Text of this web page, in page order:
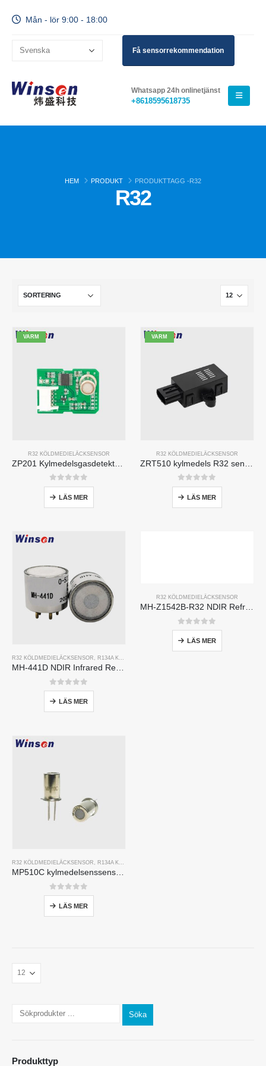
Mån - lör 9:00 - 18:00
Få sensorrekommendation
Whatsapp 24h onlinetjänst
+8618595618735
HEM PRODUKT PRODUKTTAGG -R32
R32
VARM
R32 KÖLDMEDIELÄCKSENSOR
0av 5
LÄS MER
VARM
R32 KÖLDMEDIELÄCKSENSOR
0av 5
LÄS MER
R32 KÖLDMEDIELÄCKSENSOR , R134A KYLMEDELSLÄCKASENSOR
MH-441D NDIR Infrared Refrigerant Sensor | High Sensitivity | HVAC & Industrial Safety | Long Lifespan
0av 5
LÄS MER
R32 KÖLDMEDIELÄCKSENSOR
MH-Z1542B-R32 NDIR Refrigerant Sensor | High Sensitivity | Long Lifespan | HVAC & Industrial Safety
0av 5
LÄS MER
R32 KÖLDMEDIELÄCKSENSOR , R134A KYLMEDELSLÄCKASENSOR
MP510C kylmedelsenssensor | Freon-läckedetektering med hög känslighet för R32, R134A, R410A, R290
0av 5
LÄS MER
Söka
Produkttyp